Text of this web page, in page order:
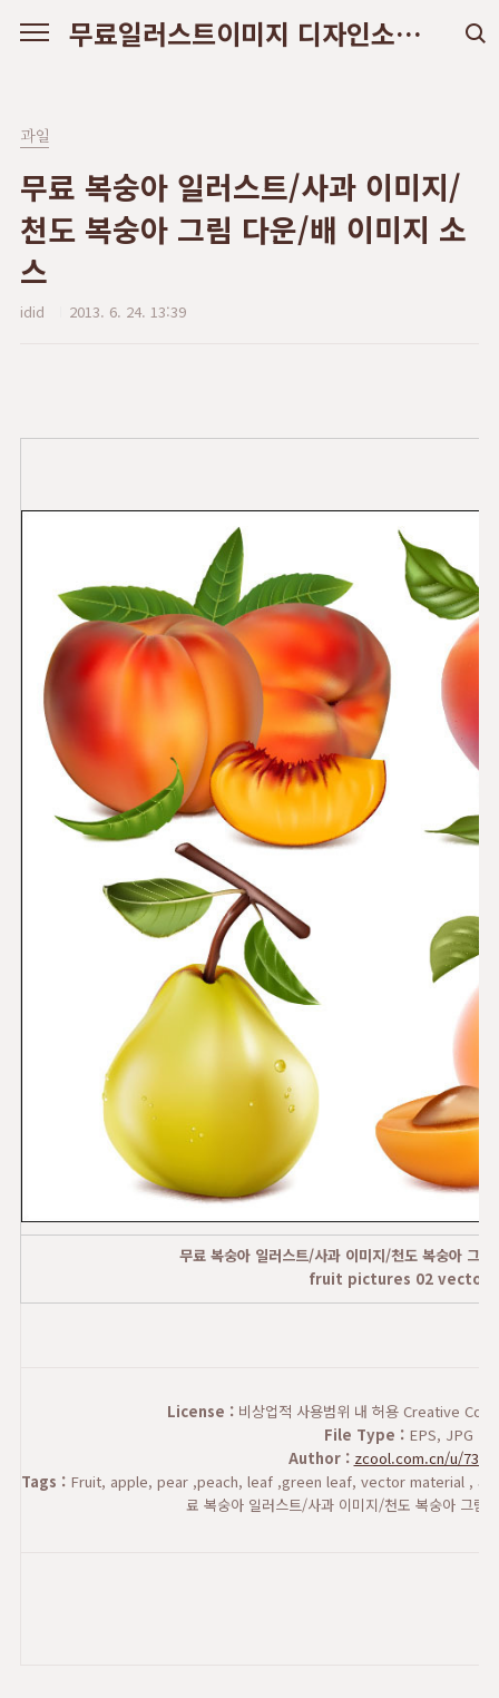
무료일러스트이미지 디자인소스 다운로드
과일
무료 복숭아 일러스트/사과 이미지/
천도 복숭아 그림 다운/배 이미지 소
스
idid 2013. 6. 24. 13:39
무료 복숭아 일러스트/사과 이미지/천도 복숭아 그
fruit pictures 02 vector
License :비상업적 사용범위 내 허용 Creative
File Type : EPS, JPG
Author : zcool.com.cn/u/
Tags : Fruit, apple, pear ,peach, leaf ,green leaf, vector material , 과일
료 복숭아 일러스트/사과 이미지/천도 복숭아 그림